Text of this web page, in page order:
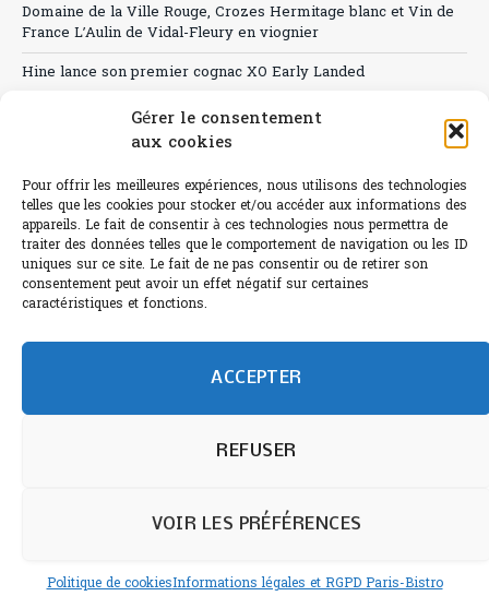
Gérer le consentement
aux cookies
Pour offrir les meilleures expériences, nous utilisons des technologies
telles que les cookies pour stocker et/ou accéder aux informations des
appareils. Le fait de consentir à ces technologies nous permettra de
traiter des données telles que le comportement de navigation ou les ID
uniques sur ce site. Le fait de ne pas consentir ou de retirer son
consentement peut avoir un effet négatif sur certaines
caractéristiques et fonctions.
ACCEPTER
REFUSER
VOIR LES PRÉFÉRENCES
Politique de cookiesInformations légales et RGPD Paris-Bistro
Domaine de la Ville Rouge, Crozes Hermitage blanc et Vin de
France L’Aulin de Vidal-Fleury en viognier
Hine lance son premier cognac XO Early Landed
Canicule : A quand le CHR à « l’heure espagnole » ?
Sélection de rosés 2026
L'abus d'alcool est dangereux pour la santé.
humain et 0% IA de Paris Bistro Editions - SARL de Presse -
Informations légales etRGPD